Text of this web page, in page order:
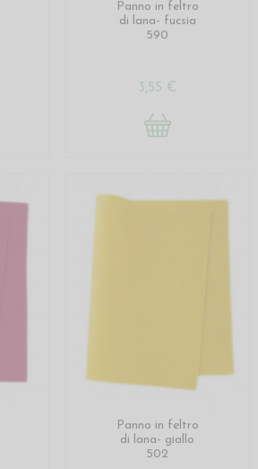
Panno in feltro
di lana- fucsia
590
3,55 €
Panno in feltro
di lana- giallo
502